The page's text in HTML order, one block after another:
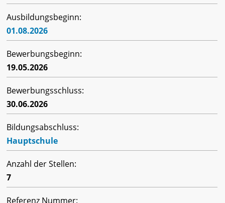
Ausbildungsbeginn:
01.08.2026
Bewerbungsbeginn:
19.05.2026
Bewerbungsschluss:
30.06.2026
Bildungsabschluss:
Hauptschule
Anzahl der Stellen:
7
Referenz Nummer: